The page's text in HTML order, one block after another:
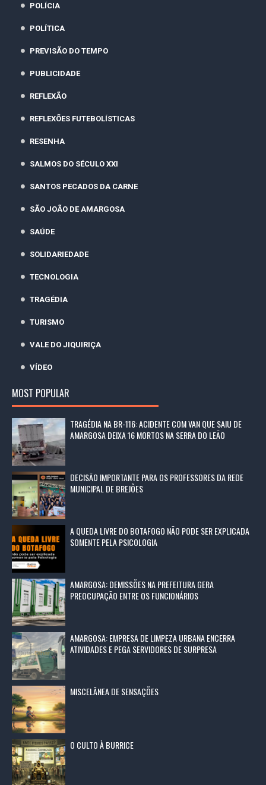
POLÍCIA
POLÍTICA
PREVISÃO DO TEMPO
PUBLICIDADE
REFLEXÃO
REFLEXÕES FUTEBOLÍSTICAS
RESENHA
SALMOS DO SÉCULO XXI
SANTOS PECADOS DA CARNE
SÃO JOÃO DE AMARGOSA
SAÚDE
SOLIDARIEDADE
TECNOLOGIA
TRAGÉDIA
TURISMO
VALE DO JIQUIRIÇA
VÍDEO
MOST POPULAR
TRAGÉDIA NA BR-116: ACIDENTE COM VAN QUE SAIU DE
AMARGOSA DEIXA 16 MORTOS NA SERRA DO LEÃO
DECISÃO IMPORTANTE PARA OS PROFESSORES DA REDE
MUNICIPAL DE BREJÕES
A QUEDA LIVRE DO BOTAFOGO NÃO PODE SER EXPLICADA
SOMENTE PELA PSICOLOGIA
AMARGOSA: DEMISSÕES NA PREFEITURA GERA
PREOCUPAÇÃO ENTRE OS FUNCIONÁRIOS
AMARGOSA: EMPRESA DE LIMPEZA URBANA ENCERRA
ATIVIDADES E PEGA SERVIDORES DE SURPRESA
MISCELÂNEA DE SENSAÇÕES
O CULTO À BURRICE